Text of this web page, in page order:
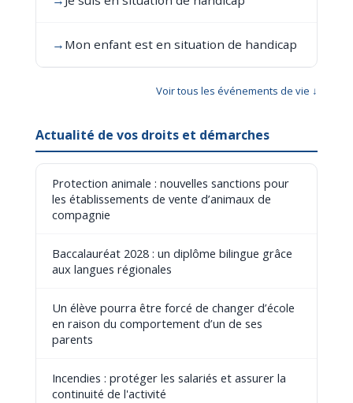
→ Mon enfant est en situation de handicap
Voir tous les événements de vie ↓
Actualité de vos droits et démarches
Protection animale : nouvelles sanctions pour
les établissements de vente d’animaux de
compagnie
Baccalauréat 2028 : un diplôme bilingue grâce
aux langues régionales
Un élève pourra être forcé de changer d’école
en raison du comportement d’un de ses
parents
Incendies : protéger les salariés et assurer la
continuité de l'activité